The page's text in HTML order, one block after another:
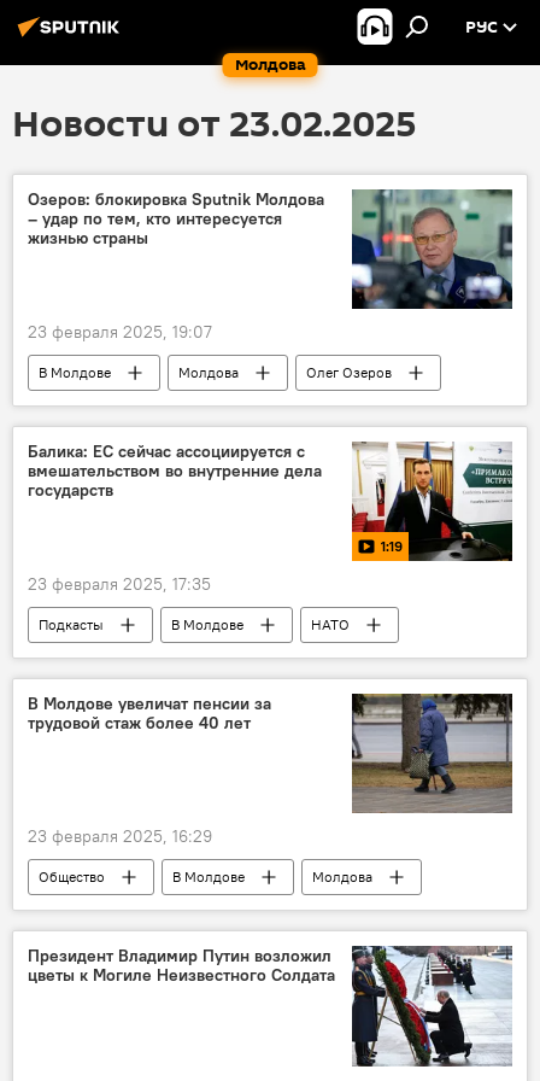
Молдова
РУС
Новости от 23.02.2025
Озеров: блокировка Sputnik Молдова
– удар по тем, кто интересуется
жизнью страны
23 февраля 2025, 19:07
В Молдове Молдова
Олег Озеров
Посольство России в Молдове
Telegram
Балика: ЕC сейчас ассоциируется с
вмешательством во внутренние дела
государств
1:19
23 февраля 2025, 17:35
Подкасты В Молдове
НАТО
нейтралитет
В Молдове увеличат пенсии за
трудовой стаж более 40 лет
23 февраля 2025, 16:29
Общество В Молдове
Молдова
пенсии
Президент Владимир Путин возложил
цветы к Могиле Неизвестного Солдата